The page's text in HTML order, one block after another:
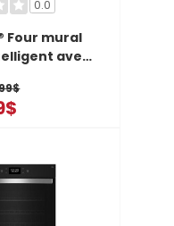
0.0
Four mural
avec